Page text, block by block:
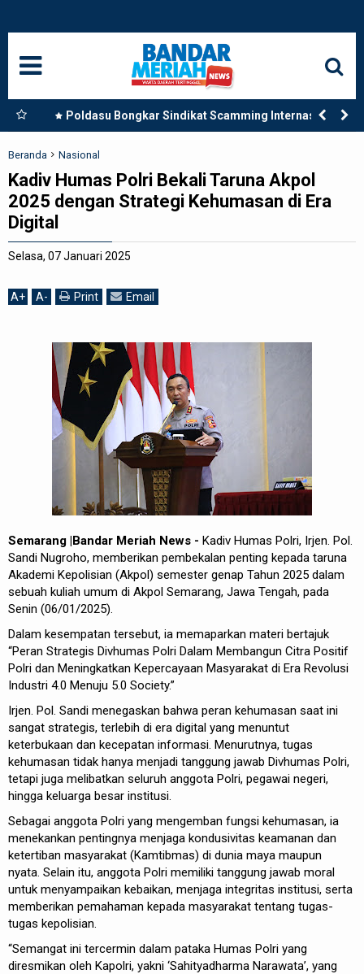
Poldasu Bongkar Sindikat Scamming Internasional
di Apartemen Medan, Korban Rugi Rp6,7 Miliar
Beranda Nasional
Kadiv Humas Polri Bekali Taruna Akpol
2025 dengan Strategi Kehumasan di Era
Digital
Selasa, 07 Januari 2025
A+ A- Print Email
Semarang |Bandar Meriah News - Kadiv Humas Polri, Irjen. Pol.
Sandi Nugroho, memberikan pembekalan penting kepada taruna
Akademi Kepolisian (Akpol) semester genap Tahun 2025 dalam
sebuah kuliah umum di Akpol Semarang, Jawa Tengah, pada
Senin (06/01/2025).
Dalam kesempatan tersebut, ia memaparkan materi bertajuk
“Peran Strategis Divhumas Polri Dalam Membangun Citra Positif
Polri dan Meningkatkan Kepercayaan Masyarakat di Era Revolusi
Industri 4.0 Menuju 5.0 Society.”
Irjen. Pol. Sandi menegaskan bahwa peran kehumasan saat ini
sangat strategis, terlebih di era digital yang menuntut
keterbukaan dan kecepatan informasi. Menurutnya, tugas
kehumasan tidak hanya menjadi tanggung jawab Divhumas Polri,
tetapi juga melibatkan seluruh anggota Polri, pegawai negeri,
hingga keluarga besar institusi.
Sebagai anggota Polri yang mengemban fungsi kehumasan, ia
menekankan pentingnya menjaga kondusivitas keamanan dan
ketertiban masyarakat (Kamtibmas) di dunia maya maupun
nyata. Selain itu, anggota Polri memiliki tanggung jawab moral
untuk menyampaikan kebaikan, menjaga integritas institusi, serta
memberikan pemahaman kepada masyarakat tentang tugas-
tugas kepolisian.
“Semangat ini tercermin dalam pataka Humas Polri yang
diresmikan oleh Kapolri, yakni ‘Sahityadharma Narawata’, yang
NASIONAL
SUMUT
LANGKAT
ACEH
BISNIS
EDUKASI
ADVETORIAL
REDAKSI